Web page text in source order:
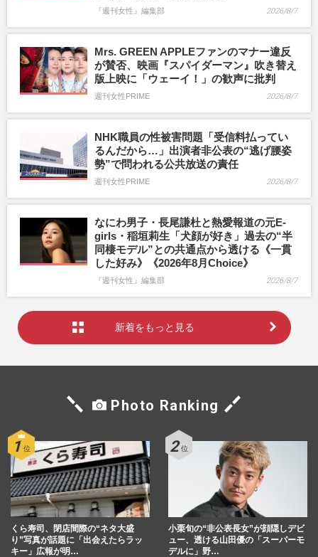
『週刊女性』編集部 2026/8/7
Mrs. GREEN APPLEファンのマナー違反
が賛否、映画『スパイダーマン』吹き替え
版上映に「ウェーイ！」の歓声に批判
週刊女性PRIME 2026/8/7
NHK職員の性被害問題「受信料払ってい
るんだから…」出演者非公表の“逃げ腰姿
勢”で問われる公共放送の責任
週刊女性PRIME 2026/8/7
なにわ男子・長尾謙杜と熱愛報道の元E-
girls・稲垣莉生「犬顔が好き」過去の“半
同棲モデル”との共通点から透ける《一貫
した好み》《2026年8月Choice》
『週刊女性』編集部 2026/8/7
新着をもっと見る
Photo Ranking
くら寿司、閉店間際の“ネタ大盛
り”写真が話題に「出会えたらラッ
キー」広報が明…
小栗旬の“非公表長女”が顔隠しデビ
ュー、透ける山田優の「スーパーモ
デルに」野…